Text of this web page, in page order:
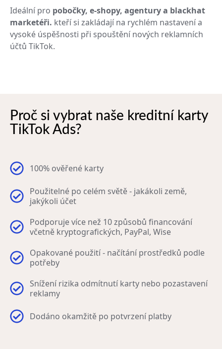
Ideální pro pobočky, e-shopy, agentury a blackhat
marketéři. kteří si zakládají na rychlém nastavení a
vysoké úspěšnosti při spouštění nových reklamních
účtů TikTok.
Proč si vybrat naše kreditní karty
TikTok Ads?
100% ověřené karty
Použitelné po celém světě - jakákoli země,
jakýkoli účet
Podporuje více než 10 způsobů financování
včetně kryptografických, PayPal, Wise
Opakované použití - načítání prostředků podle
potřeby
Snížení rizika odmítnutí karty nebo pozastavení
reklamy
Dodáno okamžitě po potvrzení platby